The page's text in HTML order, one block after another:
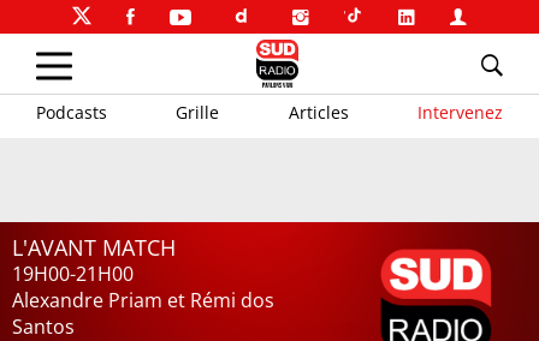
Podcasts Grille Articles Intervenez
L'AVANT MATCH
19H00-21H00
Alexandre Priam et Rémi dos
Santos